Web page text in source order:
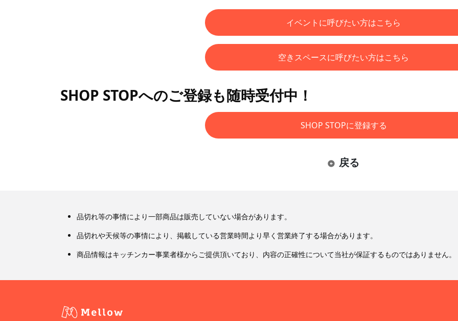
イベントに呼びたい方はこちら
空きスペースに呼びたい方はこちら
SHOP STOPへのご登録も随時受付中！
SHOP STOPに登録する
戻る
品切れ等の事情により一部商品は販売していない場合があります。
品切れや天候等の事情により、掲載している営業時間より早く営業終了する場合があります。
商品情報はキッチンカー事業者様からご提供頂いており、内容の正確性について当社が保証するものではありません。